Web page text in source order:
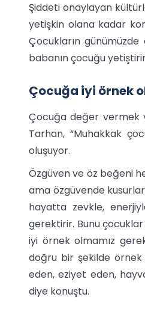
Şiddeti onaylayan
yetişkin olana kadar
Çocukların
babanın çocuğu
Çocuğa iyi örnek
Çocuğa değer vermek
Tarhan, “Muhakkak
oluşuyor.
Özgüven ve öz beğeni
ama özgüvende
hayatta zevkle,
gerektirir. Bunu
iyi örnek olmamız
doğru bir şekilde örnek
eden, eziyet eden,
diye konuştu.